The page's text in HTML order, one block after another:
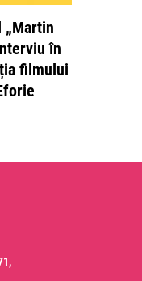
„Martin
în
filmului